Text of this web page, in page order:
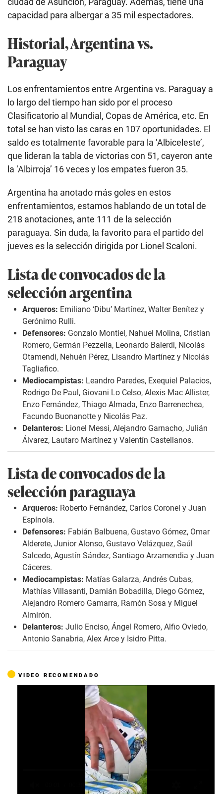
capacidad para albergar a 35 mil espectadores.
Historial, Argentina vs.
Paraguay
Los enfrentamientos entre Argentina vs. Paraguay a
lo largo del tiempo han sido por el proceso
Clasificatorio al Mundial, Copas de América, etc. En
total se han visto las caras en 107 oportunidades. El
saldo es totalmente favorable para la ‘Albiceleste’,
que lideran la tabla de victorias con 51, cayeron ante
la ‘Albirroja’ 16 veces y los empates fueron 35.
Argentina ha anotado más goles en estos
enfrentamientos, estamos hablando de un total de
218 anotaciones, ante 111 de la selección
paraguaya. Sin duda, la favorito para el partido del
jueves es la selección dirigida por Lionel Scaloni.
Lista de convocados de la
selección argentina
Arqueros: Emiliano ‘Dibu’ Martínez, Walter Benítez y
Gerónimo Rulli.
Defensores: Gonzalo Montiel, Nahuel Molina, Cristian
Romero, Germán Pezzella, Leonardo Balerdi, Nicolás
Otamendi, Nehuén Pérez, Lisandro Martínez y Nicolás
Tagliafico.
Mediocampistas: Leandro Paredes, Exequiel Palacios,
Rodrigo De Paul, Giovani Lo Celso, Alexis Mac Allister,
Enzo Fernández, Thiago Almada, Enzo Barrenechea,
Facundo Buonanotte y Nicolás Paz.
Delanteros: Lionel Messi, Alejandro Garnacho, Julián
Álvarez, Lautaro Martínez y Valentín Castellanos.
Lista de convocados de la
selección paraguaya
Arqueros: Roberto Fernández, Carlos Coronel y Juan
Espínola.
Defensores: Fabián Balbuena, Gustavo Gómez, Omar
Alderete, Junior Alonso, Gustavo Velázquez, Saúl
Salcedo, Agustín Sández, Santiago Arzamendia y Juan
Cáceres.
Mediocampistas: Matías Galarza, Andrés Cubas,
Mathías Villasanti, Damián Bobadilla, Diego Gómez,
Alejandro Romero Gamarra, Ramón Sosa y Miguel
Almirón.
Delanteros: Julio Enciso, Ángel Romero, Alfio Oviedo,
Antonio Sanabria, Alex Arce y Isidro Pitta.
VIDEO RECOMENDADO